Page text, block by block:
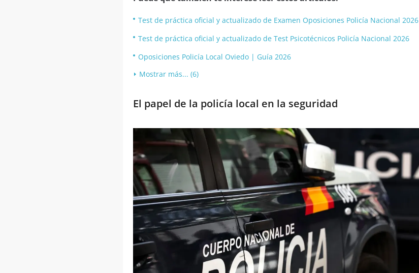
Test de práctica oficial y actualizado de Examen Oposiciones Policía Nacional 2026
Test de práctica oficial y actualizado de Test Psicotécnicos Policía Nacional 2026
Oposiciones Policía Local Oviedo | Guía 2026
Mostrar más... (6)
El papel de la policía local en la seguridad